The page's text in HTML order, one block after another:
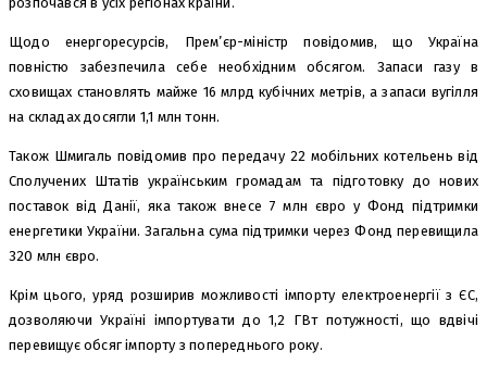
Щодо енергоресурсів, Прем’єр-міністр повідомив, що Україна
повністю забезпечила себе необхідним обсягом. Запаси газу в
сховищах становлять майже 16 млрд кубічних метрів, а запаси вугілля
на складах досягли 1,1 млн тонн.
Також Шмигаль повідомив про передачу 22 мобільних котельень від
Сполучених Штатів українським громадам та підготовку до нових
поставок від Данії, яка також внесе 7 млн євро у Фонд підтримки
енергетики України. Загальна сума підтримки через Фонд перевищила
320 млн євро.
Крім цього, уряд розширив можливості імпорту електроенергії з ЄС,
дозволяючи Україні імпортувати до 1,2 ГВт потужності, що вдвічі
перевищує обсяг імпорту з попереднього року.